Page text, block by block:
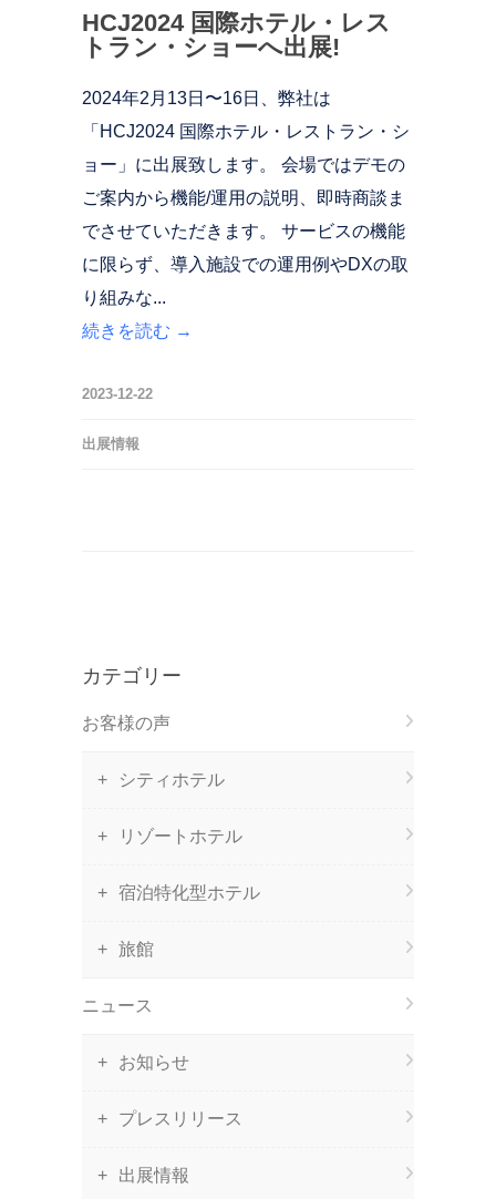
HCJ2024 国際ホテル・レス
トラン・ショーへ出展!
2024年2月13日〜16日、弊社は
「HCJ2024 国際ホテル・レストラン・シ
ョー」に出展致します。 会場ではデモの
ご案内から機能/運用の説明、即時商談ま
でさせていただきます。 サービスの機能
に限らず、導入施設での運用例やDXの取
り組みな...
続きを読む →
2023-12-22
出展情報
カテゴリー
お客様の声
シティホテル
リゾートホテル
宿泊特化型ホテル
旅館
ニュース
お知らせ
プレスリリース
出展情報